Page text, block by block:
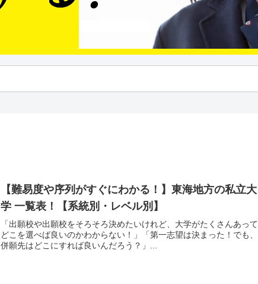
【難易度や序列がすぐにわかる！】東海地方の私立大
学 一覧表！【系統別・レベル別】
「出願校や出願校をそろそろ決めたいけれど、大学がたくさんあって
どこを選べば良いのかわからない！」「第一志望は決まった！でも、
併願先はどこにすれば良いんだろう？」...